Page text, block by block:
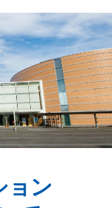
ョン